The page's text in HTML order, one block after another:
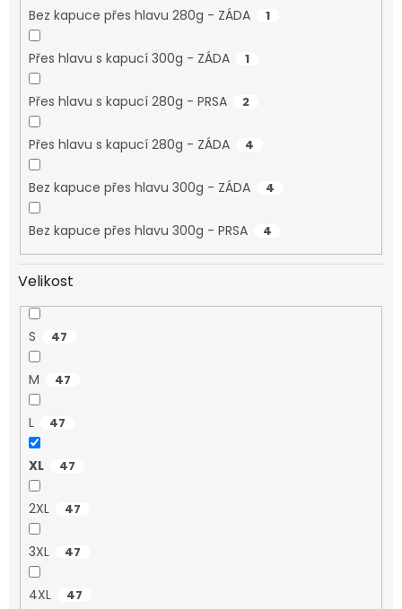
Bez kapuce přes hlavu 280g - ZÁDA 1
Přes hlavu s kapucí 300g - ZÁDA 1
Přes hlavu s kapucí 280g - PRSA 2
Přes hlavu s kapucí 280g - ZÁDA 4
Bez kapuce přes hlavu 300g - ZÁDA 4
Bez kapuce přes hlavu 300g - PRSA 4
Velikost
S 47
M 47
L 47
XL 47
2XL 47
3XL 47
4XL 47